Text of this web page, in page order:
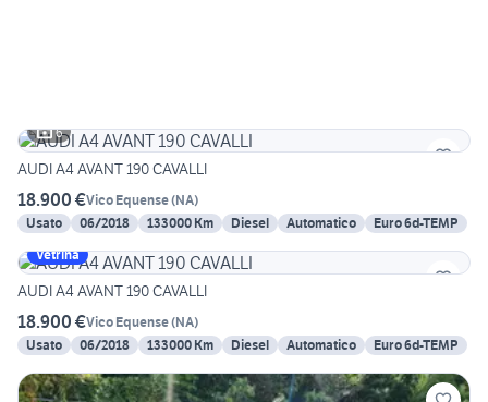
6
AUDI A4 AVANT 190 CAVALLI
18.900 €Vico Equense(NA)
Usato
06/2018 133000 Km Diesel Automatico
Euro 6d-TEMP
Vetrina
AUDI A4 AVANT 190 CAVALLI
18.900 €Vico Equense(NA)
Usato
06/2018 133000 Km Diesel Automatico Euro 6d-TEMP